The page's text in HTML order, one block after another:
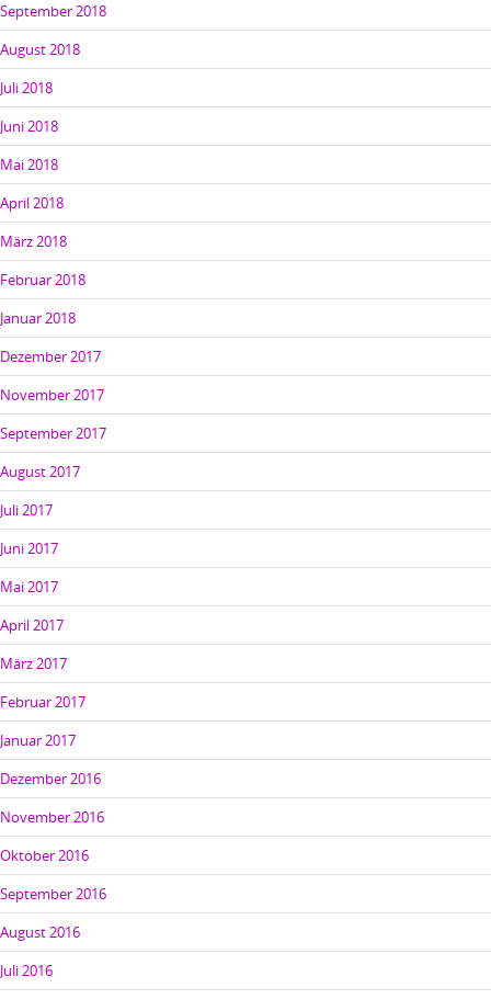
September 2018
August 2018
Juli 2018
Juni 2018
Mai 2018
April 2018
März 2018
Februar 2018
Januar 2018
Dezember 2017
November 2017
September 2017
August 2017
Juli 2017
Juni 2017
Mai 2017
April 2017
März 2017
Februar 2017
Januar 2017
Dezember 2016
November 2016
Oktober 2016
September 2016
August 2016
Juli 2016